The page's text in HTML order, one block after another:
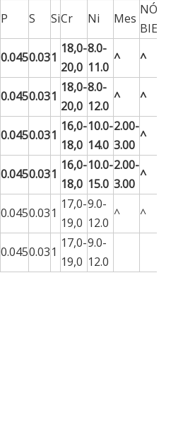
P S SiCr Ni Mes
BIEN
0.0450.031
18,0-
20,0
8.0-
11.0
^ ^
0.0450.031
18,0-
20,0
8.0-
12.0
^ ^
0.0450.031
16,0-
18,0
10.0-
14.0
2.00-
3.00
^
0.0450.031
16,0-
18,0
10.0-
15.0
2.00-
3.00
^
0.0450.031
17,0-
19,0
9.0-
12.0
^ ^
0.0450.031
17,0-
19,0
9.0-
12.0